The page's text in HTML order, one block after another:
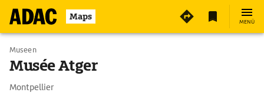
Maps MENÜ
Museen
Musée Atger
Montpellier